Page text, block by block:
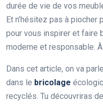
durée de vie de vos
Et n’hésitez pas à piocher
pour vous inspirer et faire
moderne et responsable.
Dans cet article, on va
dans le bricolage
recyclés. Tu découvriras